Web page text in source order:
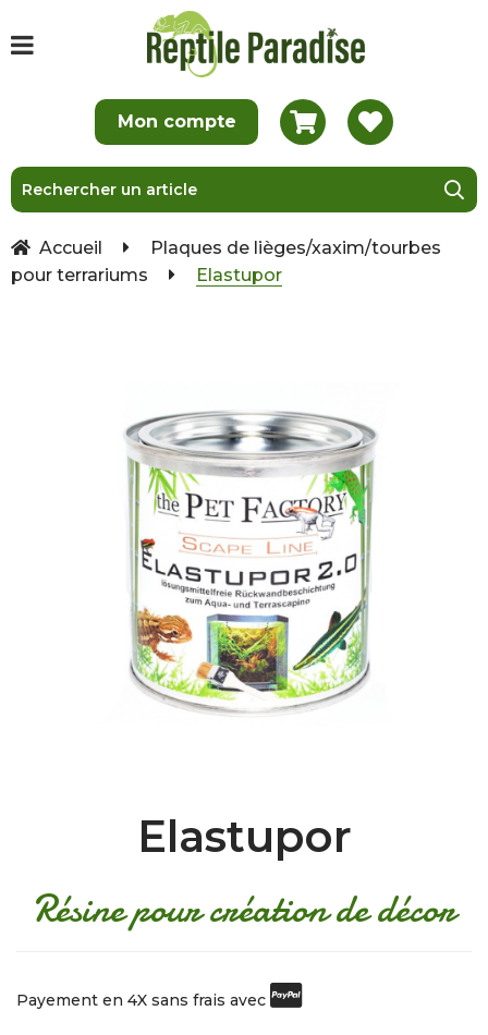
Accueil
Plaques de lièges/xaxim/tourbes
pour terrariums
Elastupor
Elastupor
Résine pour création de décor
Payement en 4X sans frais avec